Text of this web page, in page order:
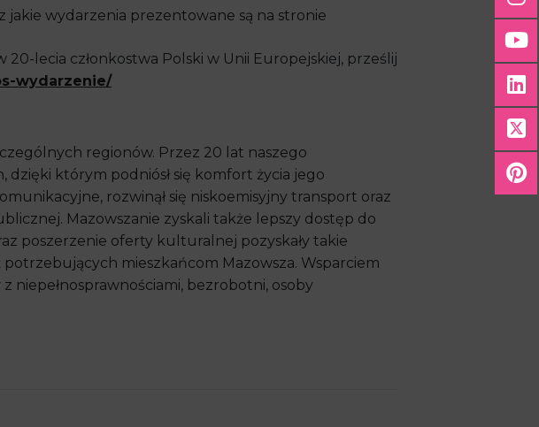
jakie wydarzenia prezentowane są na stronie
20-lecia członkostwa Polski w Unii Europejskiej, prześlij
wydarzenie/
regionów. Przez 20 lat naszego
dzięki którym podniósł się komfort życia jego
rozwinął się niskoemisyjny transport oraz
Mazowszanie zyskali także lepszy dostęp do
poszerzenie oferty kulturalnej pozyskały takie
mieszkańcom Mazowsza. Wsparciem
niepełnosprawnościami, bezrobotni, osoby